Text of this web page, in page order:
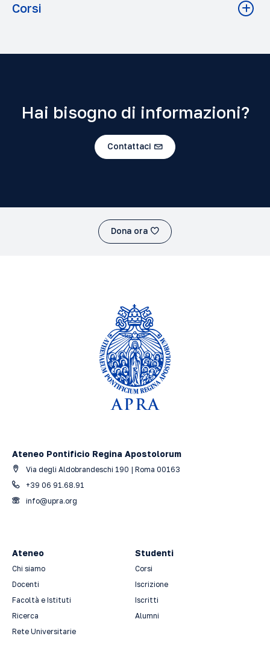
Corsi
Hai bisogno di informazioni?
Contattaci
Dona ora
Ateneo Pontificio Regina Apostolorum
Via degli Aldobrandeschi 190 | Roma 00163
+39 06 91.68.91
info@upra.org
Ateneo
Chi siamo
Docenti
Facoltà e Istituti
Ricerca
Rete Universitarie
Studenti
Corsi
Iscrizione
Iscritti
Alumni